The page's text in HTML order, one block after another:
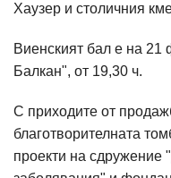
Хаузер и столичния
Виенският бал е на
Балкан", от 19,30 ч.
С приходите от
благотворителната
проекти на сдружение